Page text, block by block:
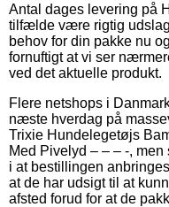
Antal dages levering på
tilfælde være rigtig
behov for din pakke nu
fornuftigt at vi ser
ved det aktuelle produkt.
Flere netshops i
næste hverdag på
Trixie Hundelegetøjs
Med Pivelyd – – – -,
i at bestillingen
at de har udsigt til at
afsted forud for at de